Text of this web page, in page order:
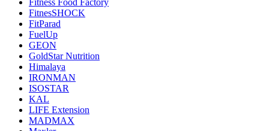
Fitness Food Factory
FitnesSHOCK
FitParad
FuelUp
GEON
GoldStar Nutrition
Himalaya
IRONMAN
ISOSTAR
KAL
LIFE Extension
MADMAX